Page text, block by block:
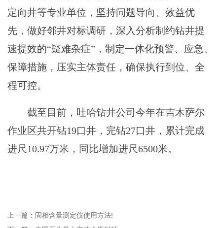
定向井等专业单位，坚持问题导向、效益优
先，做好邻井对标调研，深入分析制约钻井提
速提效的“疑难杂症”，制定一体化预警、应急、
保障措施，压实主体责任，确保执行到位、全
程可控。
截至目前，吐哈钻井公司今年在吉木萨尔
作业区共开钻19口井，完钻27口井，累计完成
进尺10.97万米，同比增加进尺6500米。
上一篇：固相含量测定仪使用方法!